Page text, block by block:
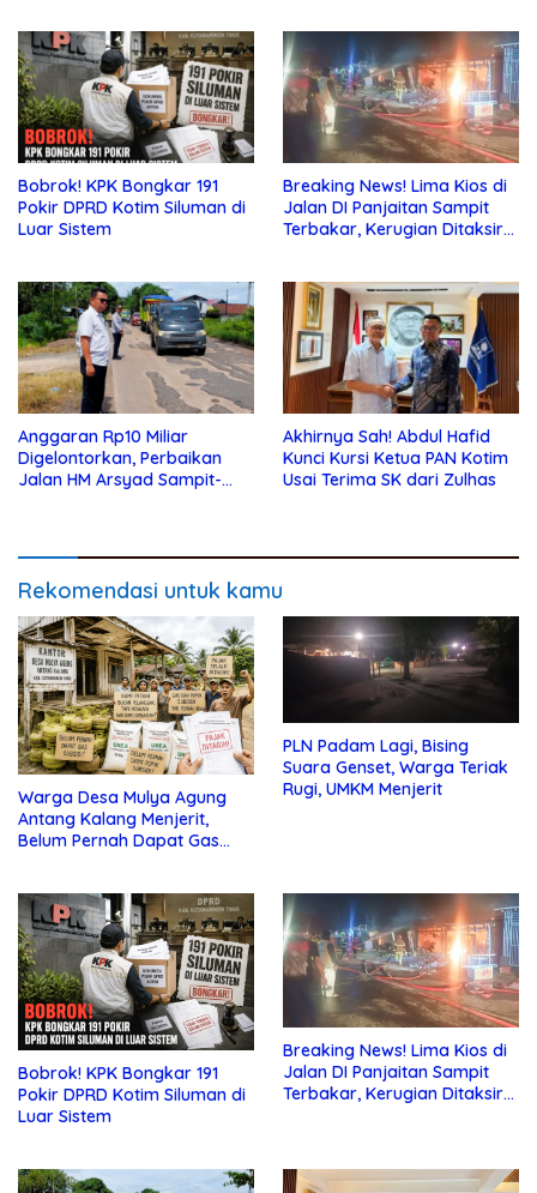
Bobrok! KPK Bongkar 191
Pokir DPRD Kotim Siluman di
Luar Sistem
Breaking News! Lima Kios di
Jalan DI Panjaitan Sampit
Terbakar, Kerugian Ditaksir
Anggaran Rp10 Miliar
Digelontorkan, Perbaikan
Jalan HM Arsyad Sampit-
Akhirnya Sah! Abdul Hafid
Kunci Kursi Ketua PAN Kotim
Usai Terima SK dari Zulhas
Rekomendasi untuk kamu
Warga Desa Mulya Agung
Antang Kalang Menjerit,
Belum Pernah Dapat Gas
PLN Padam Lagi, Bising
Suara Genset, Warga Teriak
Rugi, UMKM Menjerit
Bobrok! KPK Bongkar 191
Pokir DPRD Kotim Siluman di
Luar Sistem
Breaking News! Lima Kios di
Jalan DI Panjaitan Sampit
Terbakar, Kerugian Ditaksir